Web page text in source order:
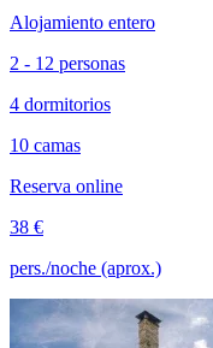
Alojamiento entero
2 - 12 personas
4 dormitorios
10 camas
Reserva online
38 €
pers./noche (aprox.)